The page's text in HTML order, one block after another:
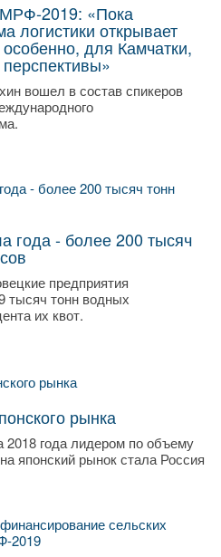
2019: «Пока
логистики открывает
для Камчатки,
вошел в состав спикеров
года - более 200 тысяч
предприятия
тысяч тонн водных
их квот.
рынка
2018 года лидером по объему
японский рынок стала Россия